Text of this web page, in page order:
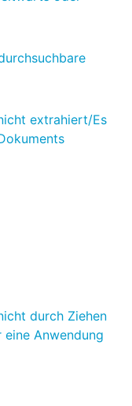
extrahiert/Es
durch Ziehen
Anwendung